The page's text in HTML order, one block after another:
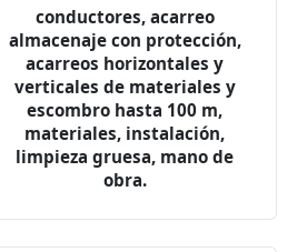
conductores, acarreo
almacenaje con protección,
acarreos horizontales y
verticales de materiales y
escombro hasta 100 m,
materiales, instalación,
limpieza gruesa, mano de
obra.